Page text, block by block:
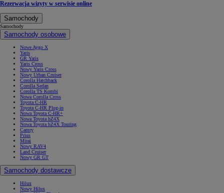
Rezerwacja wizyty w serwisie online
Samochody
Samochody
Samochody osobowe
Nowe Aygo X
Yaris
GR Yaris
Yaris Cross
Nowy Yaris Cross
Nowy Urban Cruiser
Corolla Hatchback
Corolla Sedan
Corolla TS Kombi
Nowa Corolla Cross
Toyota C-HR
Toyota C-HR Plug-in
Nowa Toyota C-HR+
Nowa Toyota bZ4X
Nowa Toyota bZ4X Touring
Camry
Prius
Mirai
Nowy RAV4
Land Cruiser
Nowy GR GT
Samochody dostawcze
Hilux
Nowy Hilux